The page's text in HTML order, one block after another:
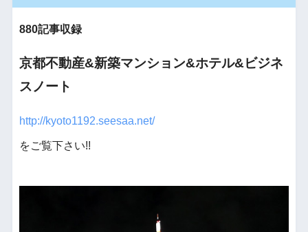
880記事収録
京都不動産&新築マンション&ホテル&ビジネ
スノート
http://kyoto1192.seesaa.net/
をご覧下さい!!